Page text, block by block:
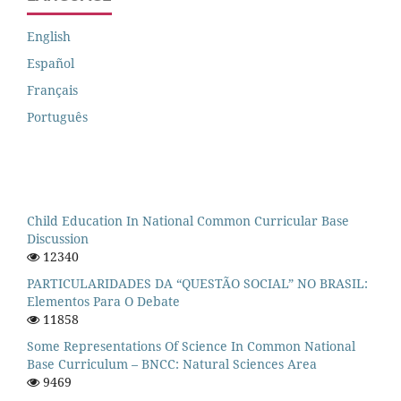
English
Español
Français
Português
Child Education In National Common Curricular Base
Discussion
12340
PARTICULARIDADES DA “QUESTÃO SOCIAL” NO BRASIL:
Elementos Para O Debate
11858
Some Representations Of Science In Common National
Base Curriculum – BNCC: Natural Sciences Area
9469